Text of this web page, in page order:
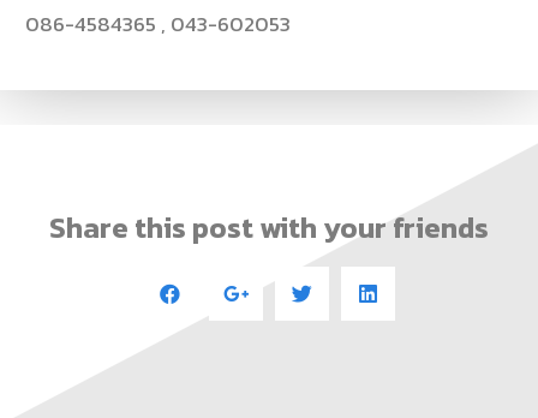
086-4584365 , 043-602053
Share this post with your friends